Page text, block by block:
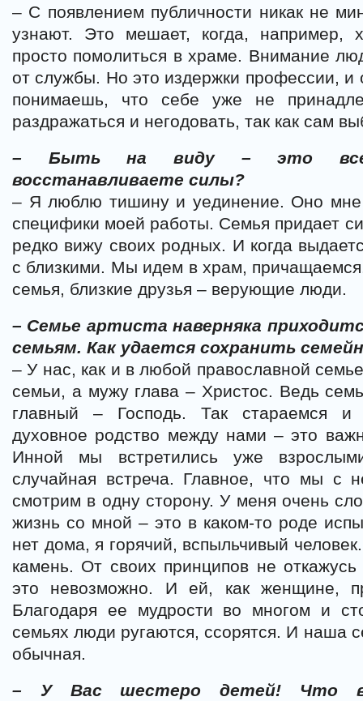
– С появлением публичности никак не
узнают. Это мешает, когда, например,
просто помолиться в храме. Внимание
от службы. Но это издержки профессии,
понимаешь, что себе уже не
раздражаться и негодовать, так как сам
– Быть на виду – это
восстанавливаете силы?
– Я люблю тишину и уединение. Оно мне
специфики моей работы. Семья придает
редко вижу своих родных. И когда
с близкими. Мы идем в храм,
семья, близкие друзья – верующие люди.
– Семье артиста наверняка
семьям. Как удается сохранить
– У нас, как и в любой православной
семьи, а мужу глава – Христос. Ведь
главный – Господь. Так стараемся
духовное родство между нами – это
Инной мы встретились уже
случайная встреча. Главное, что мы с
смотрим в одну сторону. У меня очень
жизнь со мной – это в каком-то роде
нет дома, я горячий, вспыльчивый
камень. От своих принципов не
это невозможно. И ей, как женщине,
Благодаря ее мудрости во многом и
семьях люди ругаются, ссорятся. И наша
обычная.
– У Вас шестеро детей! Что